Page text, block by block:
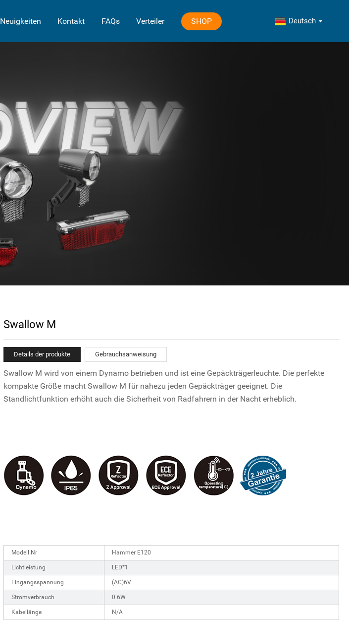
Neuigkeiten Kontakt FAQs Verteiler SHOP Deutsch
Swallow M
Details der produkte Gebrauchsanweisung
Swallow M wird von einem Dynamo betrieben und ist eine Gepäckträgerleuchte. Die perfekte
kompakte Größe macht Swallow M für nahezu jeden Gepäckträger geeignet. Die
Standlichtfunktion erhöht auch die Sicherheit von Radfahrern in der Nacht erheblich.
Modell Nr Hammer E120
Lichtleistung LED*1
Eingangsspannung (AC)6V
Stromverbrauch 0.6W
Kabellänge N/A